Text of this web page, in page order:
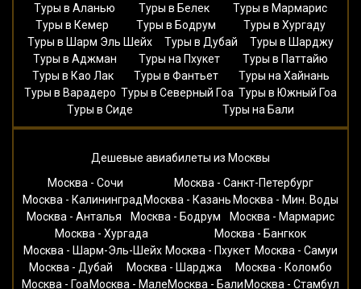
Туры в Аланью
Туры в Белек
Туры в Мармарис
Туры в Кемер
Туры в Бодрум
Туры в Хургаду
Туры в Шарм Эль Шейх
Туры в Дубай
Туры в Шарджу
Туры в Аджман
Туры на Пхукет
Туры в Паттайю
Туры в Као Лак
Туры в Фантьет
Туры на Хайнань
Туры в Варадеро Туры в Северный Гоа Туры в Южный Гоа
Туры в Сиде
Туры на Бали
Дешевые авиабилеты из Москвы
Москва - Сочи
Москва - Санкт-Петербург
Москва - КалининградМосква - КазаньМосква - Мин. Воды
Москва - Анталья
Москва - Бодрум
Москва - Мармарис
Москва - Хургада
Москва - Бангкок
Москва - Шарм-Эль-Шейх Москва - Пхукет Москва - Самуи
Москва - Дубай
Москва - Шарджа
Москва - Коломбо
Москва - ГоаМосква - МалеМосква - БалиМосква - Стамбул